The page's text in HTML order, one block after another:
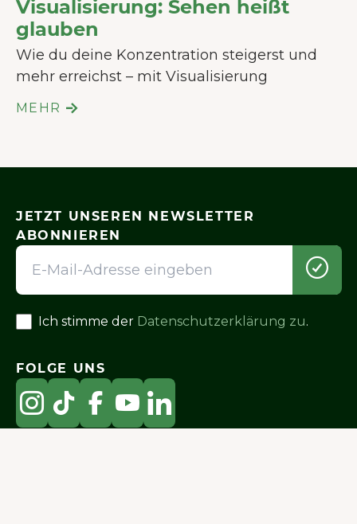
Visualisierung: Sehen heißt
glauben
Wie du deine Konzentration steigerst und
mehr erreichst – mit Visualisierung
MEHR
JETZT UNSEREN NEWSLETTER
ABONNIEREN
Ich stimme der Datenschutzerklärung zu.
FOLGE UNS